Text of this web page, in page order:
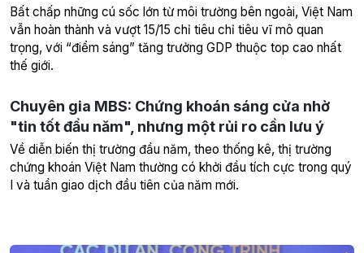
Bất chấp những cú sốc lớn từ môi trường bên ngoài, Việt Nam
vẫn hoàn thành và vượt 15/15 chỉ tiêu chỉ tiêu vĩ mô quan
trọng, với “điểm sáng” tăng trưởng GDP thuộc top cao nhất
thế giới.
Chuyên gia MBS: Chứng khoán sáng cửa nhờ
"tin tốt đầu năm", nhưng một rủi ro cần lưu ý
Về diễn biến thị trường đầu năm, theo thống kê, thị trường
chứng khoán Việt Nam thường có khởi đầu tích cực trong quý
I và tuần giao dịch đầu tiên của năm mới.